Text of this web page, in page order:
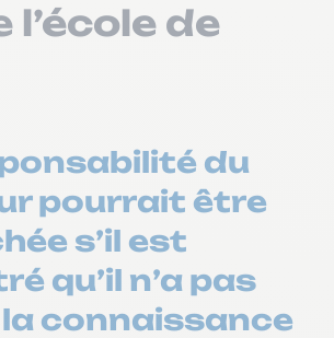
l’école de
du
pourrait être
s’il est
qu’il n’a pas
connaissance